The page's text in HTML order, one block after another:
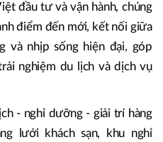
đầu tư và vận hành, chúng
điểm đến mới, kết nối giữa
và nhịp sống hiện đại, góp
nghiệm du lịch và dịch vụ
- nghỉ dưỡng - giải trí hàng
lưới khách sạn, khu nghỉ